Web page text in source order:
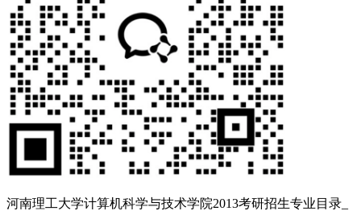
河南理工大学计算机科学与技术学院2013考研招生专业目录_